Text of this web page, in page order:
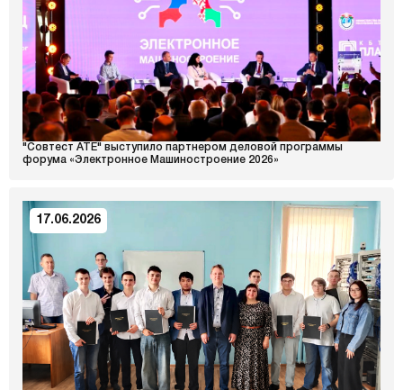
"Совтест АТЕ" выступило партнером деловой программы
форума «Электронное Машиностроение 2026»
17.06.2026